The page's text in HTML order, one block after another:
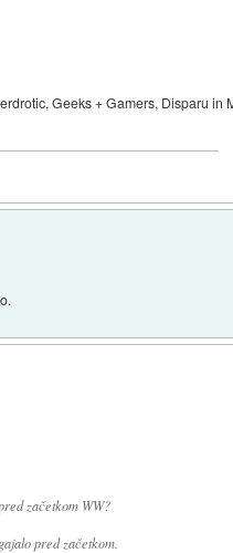
Geeks + Gamers, Disparu
začetkom WW?
pred začetkom.